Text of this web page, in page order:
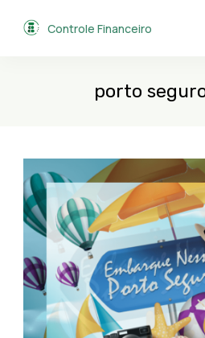
Controle Financeiro
porto